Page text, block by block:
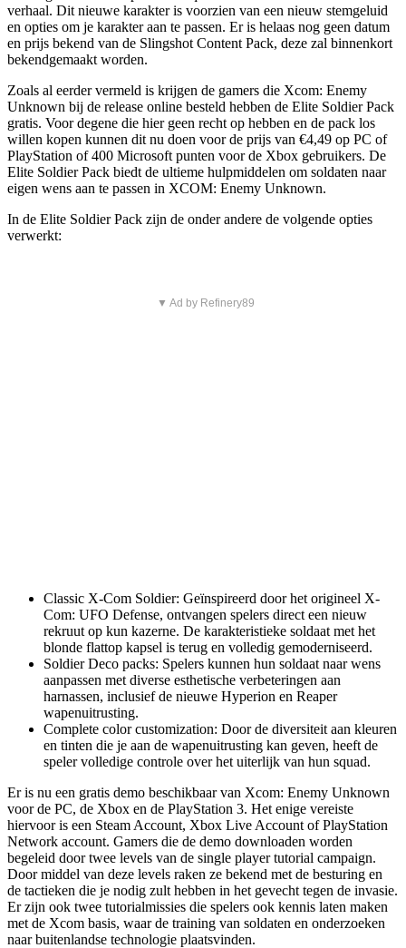
verhaal. Dit nieuwe karakter is voorzien van een nieuw stemgeluid
en opties om je karakter aan te passen. Er is helaas nog geen datum
en prijs bekend van de Slingshot Content Pack, deze zal binnenkort
bekendgemaakt worden.
Zoals al eerder vermeld is krijgen de gamers die Xcom: Enemy
Unknown bij de release online besteld hebben de Elite Soldier Pack
gratis. Voor degene die hier geen recht op hebben en de pack los
willen kopen kunnen dit nu doen voor de prijs van €4,49 op PC of
PlayStation of 400 Microsoft punten voor de Xbox gebruikers. De
Elite Soldier Pack biedt de ultieme hulpmiddelen om soldaten naar
eigen wens aan te passen in XCOM: Enemy Unknown.
In de Elite Soldier Pack zijn de onder andere de volgende opties
verwerkt:
▼ Ad by Refinery89
Classic X-Com Soldier: Geïnspireerd door het origineel X-
Com: UFO Defense, ontvangen spelers direct een nieuw
rekruut op kun kazerne. De karakteristieke soldaat met het
blonde flattop kapsel is terug en volledig gemoderniseerd.
Soldier Deco packs: Spelers kunnen hun soldaat naar wens
aanpassen met diverse esthetische verbeteringen aan
harnassen, inclusief de nieuwe Hyperion en Reaper
wapenuitrusting.
Complete color customization: Door de diversiteit aan kleuren
en tinten die je aan de wapenuitrusting kan geven, heeft de
speler volledige controle over het uiterlijk van hun squad.
Er is nu een gratis demo beschikbaar van Xcom: Enemy Unknown
voor de PC, de Xbox en de PlayStation 3. Het enige vereiste
hiervoor is een Steam Account, Xbox Live Account of PlayStation
Network account. Gamers die de demo downloaden worden
begeleid door twee levels van de single player tutorial campaign.
Door middel van deze levels raken ze bekend met de besturing en
de tactieken die je nodig zult hebben in het gevecht tegen de invasie.
Er zijn ook twee tutorialmissies die spelers ook kennis laten maken
met de Xcom basis, waar de training van soldaten en onderzoeken
naar buitenlandse technologie plaatsvinden.